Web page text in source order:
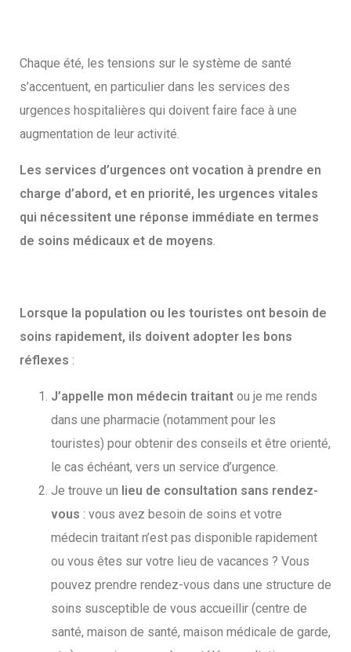
Chaque été, les tensions sur le système de santé
s’accentuent, en particulier dans les services des
urgences hospitalières qui doivent faire face à une
augmentation de leur activité.
Les services d’urgences ont vocation à prendre en
charge d’abord, et en priorité, les urgences vitales
qui nécessitent une réponse immédiate en termes
de soins médicaux et de moyens.
Lorsque la population ou les touristes ont besoin de
soins rapidement, ils doivent adopter les bons
réflexes :
J’appelle mon médecin traitant ou je me rends
dans une pharmacie (notamment pour les
touristes) pour obtenir des conseils et être orienté,
le cas échéant, vers un service d’urgence.
Je trouve un lieu de consultation sans rendez-
vous : vous avez besoin de soins et votre
médecin traitant n’est pas disponible rapidement
ou vous êtes sur votre lieu de vacances ? Vous
pouvez prendre rendez-vous dans une structure de
soins susceptible de vous accueillir (centre de
santé, maison de santé, maison médicale de garde,